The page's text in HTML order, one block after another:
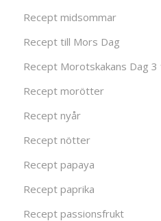
Recept midsommar
Recept till Mors Dag
Recept Morotskakans Dag 3
Recept morötter
Recept nyår
Recept nötter
Recept papaya
Recept paprika
Recept passionsfrukt